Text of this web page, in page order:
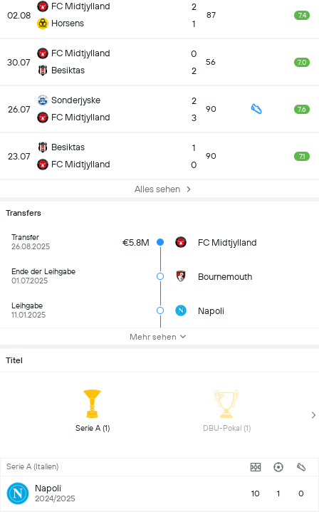
02.08
FC Midtjylland
Horsens
2
1
87 7.4
30.07
FC Midtjylland
Besiktas
0
2
56 7.0
26.07
Sonderjyske
FC Midtjylland
2
3
90 7.6
23.07
Besiktas
FC Midtjylland
1
0
90 7.1
Alles sehen
Transfers
Transfer
26.08.2025
€5.8M FC Midtjylland
Ende der Leihgabe
01.07.2025
Bournemouth
Leihgabe
11.01.2025
Napoli
Mehr sehen
Titel
Serie A (1) DBU-Pokal (1)
Serie A (Italien)
Napoli
2024/2025 10 1 0